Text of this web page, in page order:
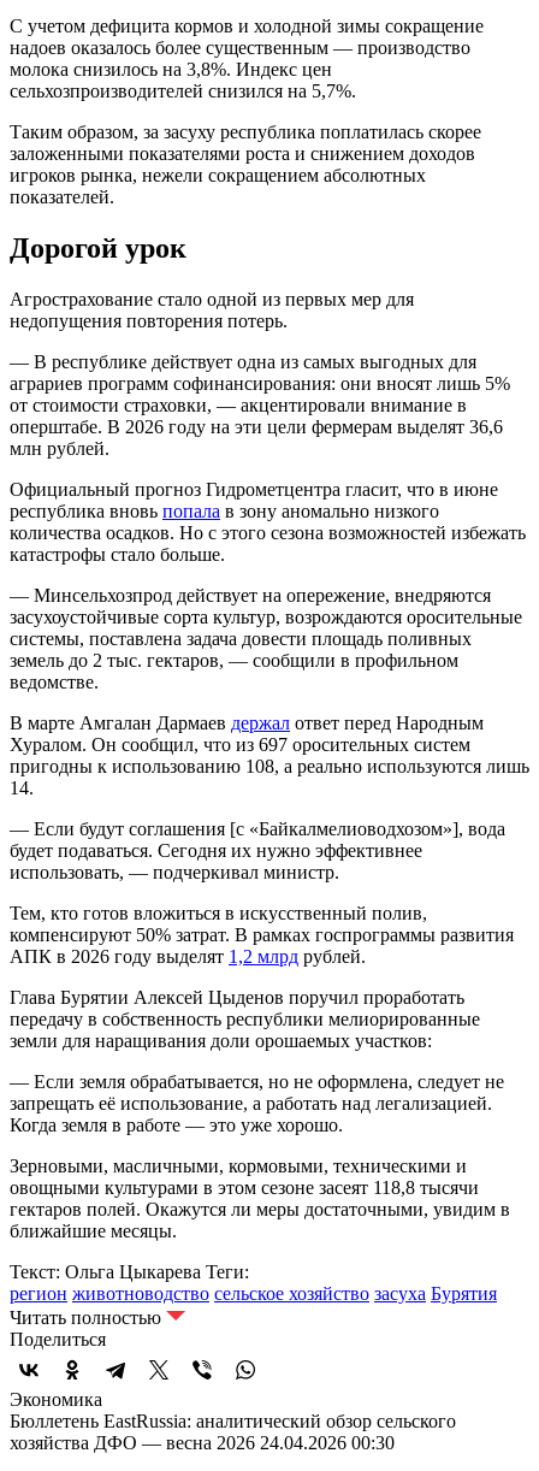
С учетом дефицита кормов и холодной зимы сокращение
надоев оказалось более существенным — производство
молока снизилось на 3,8%. Индекс цен
сельхозпроизводителей снизился на 5,7%.
Таким образом, за засуху республика поплатилась скорее
заложенными показателями роста и снижением доходов
игроков рынка, нежели сокращением абсолютных
показателей.
Дорогой урок
Агрострахование стало одной из первых мер для
недопущения повторения потерь.
— В республике действует одна из самых выгодных для
аграриев программ софинансирования: они вносят лишь 5%
от стоимости страховки, — акцентировали внимание в
оперштабе. В 2026 году на эти цели фермерам выделят 36,6
млн рублей.
Официальный прогноз Гидрометцентра гласит, что в июне
республика вновь попала в зону аномально низкого
количества осадков. Но с этого сезона возможностей избежать
катастрофы стало больше.
— Минсельхозпрод действует на опережение, внедряются
засухоустойчивые сорта культур, возрождаются оросительные
системы, поставлена задача довести площадь поливных
земель до 2 тыс. гектаров, — сообщили в профильном
ведомстве.
В марте Амгалан Дармаев держал ответ перед Народным
Хуралом. Он сообщил, что из 697 оросительных систем
пригодны к использованию 108, а реально используются лишь
14.
— Если будут соглашения [с «Байкалмелиоводхозом»], вода
будет подаваться. Сегодня их нужно эффективнее
использовать, — подчеркивал министр.
Тем, кто готов вложиться в искусственный полив,
компенсируют 50% затрат. В рамках госпрограммы развития
АПК в 2026 году выделят 1,2 млрд рублей.
Глава Бурятии Алексей Цыденов поручил проработать
передачу в собственность республики мелиорированные
земли для наращивания доли орошаемых участков:
— Если земля обрабатывается, но не оформлена, следует не
запрещать её использование, а работать над легализацией.
Когда земля в работе — это уже хорошо.
Зерновыми, масличными, кормовыми, техническими и
овощными культурами в этом сезоне засеят 118,8 тысячи
гектаров полей. Окажутся ли меры достаточными, увидим в
ближайшие месяцы.
Текст: Ольга Цыкарева Теги:
регион животноводство сельское хозяйство засуха Бурятия
Читать полностью
Поделиться
Экономика
Бюллетень EastRussia: аналитический обзор сельского
хозяйства ДФО — весна 2026 24.04.2026 00:30